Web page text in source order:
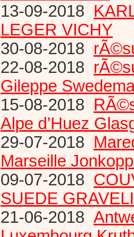
13-09-2018
LEGER VICHY
30-08-2018
22-08-2018
Gileppe
15-08-2018
Alpe d’Huez
29-07-2018
Marseille
09-07-2018
SUEDE
21-06-2018